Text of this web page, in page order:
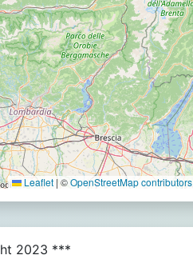
Leaflet |©OpenStreetMap contributors
2023 ***